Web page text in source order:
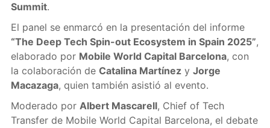
Summit.
El panel se enmarcó en la presentación del informe
“The Deep Tech Spin-out Ecosystem in Spain 2025”,
elaborado por Mobile World Capital Barcelona, con
la colaboración de Catalina Martínezy Jorge
Macazaga, quien también asistió al evento.
Moderado por Albert Mascarell, Chief of Tech
Transfer de Mobile World Capital Barcelona, el debate